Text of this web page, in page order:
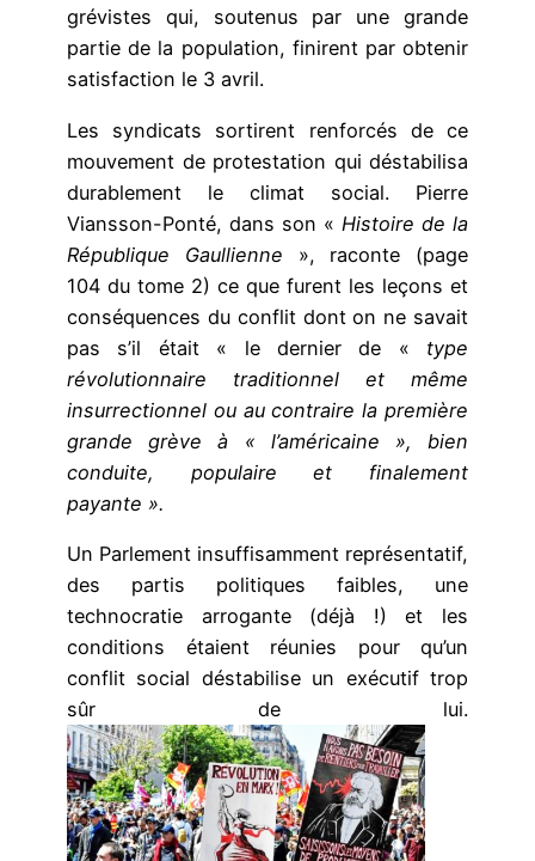
grévistes qui, soutenus par une grande
partie de la population, finirent par obtenir
satisfaction le 3 avril.
Les syndicats sortirent renforcés de ce
mouvement de protestation qui déstabilisa
durablement le climat social. Pierre
Viansson-Ponté, dans son « Histoire de la
République Gaullienne », raconte (page
104 du tome 2) ce que furent les leçons et
conséquences du conflit dont on ne savait
pas s’il était « le dernier de « type
révolutionnaire traditionnel et même
insurrectionnel ou au contraire la première
grande grève à « l’américaine », bien
conduite, populaire et finalement
payante ».
Un Parlement insuffisamment représentatif,
des partis politiques faibles, une
technocratie arrogante (déjà !) et les
conditions étaient réunies pour qu’un
conflit social déstabilise un exécutif trop
sûr de lui.